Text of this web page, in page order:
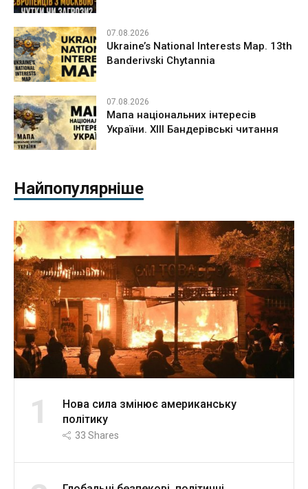
07.08.2026
Ukraine’s National Interests Map. 13th
Banderivski Chytannia
07.08.2026
Мапа національних інтересів
України. ХІІІ Бандерівські читання
Найпопулярніше
1
Нова сила змінює американську
політику
33 Shares